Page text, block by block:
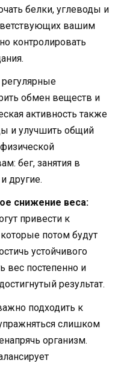
белки, углеводы и
вашим
контролировать
регулярные
обмен веществ и
активность также
и улучшить общий
бег, занятия в
другие.
снижение веса:
привести к
потом будут
устойчивого
вес постепенно и
результат.
подходить к
слишком
организм.